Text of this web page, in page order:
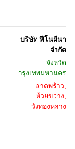
บริษัท ฟีโนมีนา
จำกัด
จังหวัด
กรุงเทพมหานคร
ลาดพร้าว,
ห้วยขวาง,
วังทองหลาง